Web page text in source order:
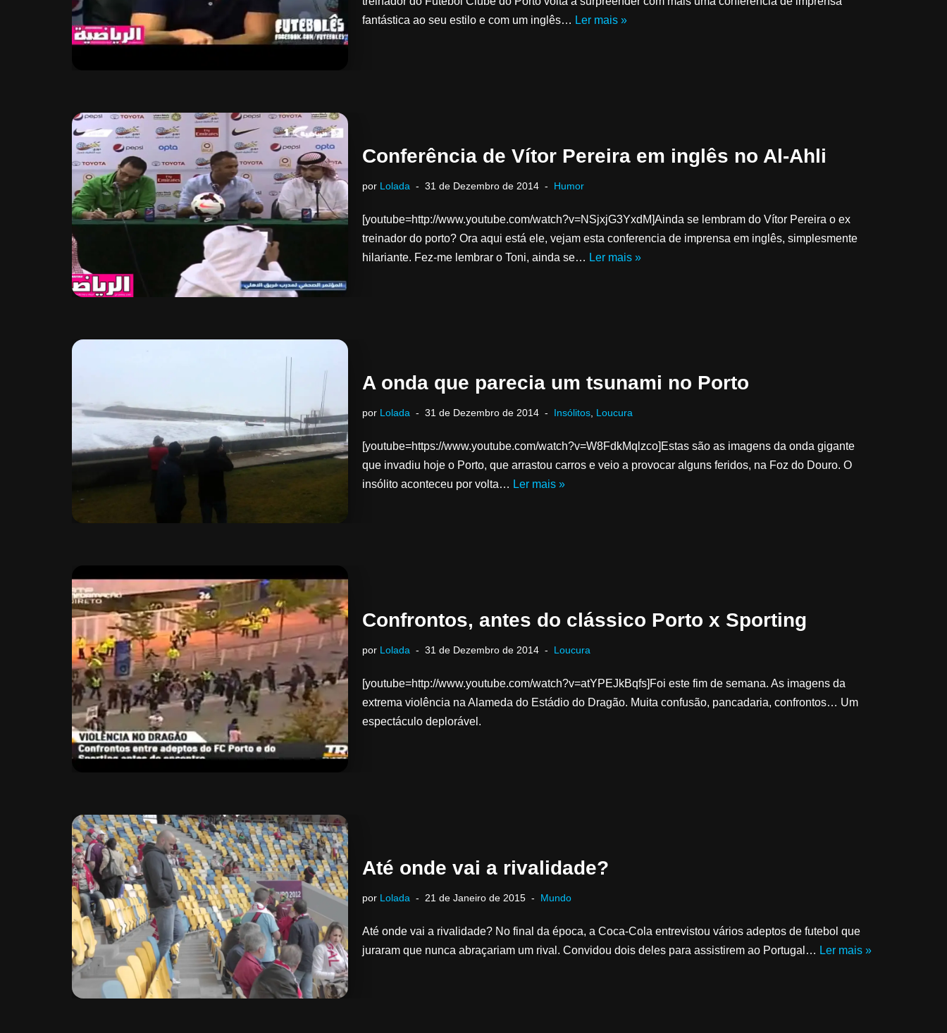
fantástica ao seu estilo e com um inglês… Ler mais »
Conferência de Vítor Pereira em inglês no Al-Ahli
por Lolada 31 de Dezembro de 2014 Humor
[youtube=http://www.youtube.com/watch?v=NSjxjG3YxdM]Ainda se lembram do Vítor Pereira o ex
treinador do porto? Ora aqui está ele, vejam esta conferencia de imprensa em inglês, simplesmente
hilariante. Fez-me lembrar o Toni, ainda se… Ler mais »
A onda que parecia um tsunami no Porto
por Lolada 31 de Dezembro de 2014 Insólitos Loucura
[youtube=https://www.youtube.com/watch?v=W8FdkMqlzco]Estas são as imagens da onda gigante
que invadiu hoje o Porto, que arrastou carros e veio a provocar alguns feridos, na Foz do Douro. O
insólito aconteceu por volta… Ler mais »
Confrontos, antes do clássico Porto x Sporting
por Lolada 31 de Dezembro de 2014 Loucura
[youtube=http://www.youtube.com/watch?v=atYPEJkBqfs]Foi este fim de semana. As imagens da
extrema violência na Alameda do Estádio do Dragão. Muita confusão, pancadaria, confrontos… Um
espectáculo deplorável.
Até onde vai a rivalidade?
por Lolada 21 de Janeiro de 2015 Mundo
Até onde vai a rivalidade? No final da época, a Coca-Cola entrevistou vários adeptos de futebol que
juraram que nunca abraçariam um rival. Convidou dois deles para assistirem ao Portugal… Ler mais »